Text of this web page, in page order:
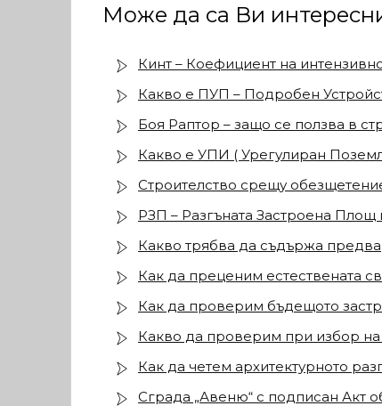
Може да са Ви
Кинт – Коефициент на
Какво е ПУП – Подробен
Боя Раптор – защо се ползва в
Какво е УПИ ( Урегулиран
Строителство срещу
РЗП – Разгъната Застроена
Какво трябва да съдържа
Как да преценим естествената
Как да проверим бъдещото
Какво да проверим при избор
Как да четем архитектурното
Сграда „Авеню“ с подписан Акт